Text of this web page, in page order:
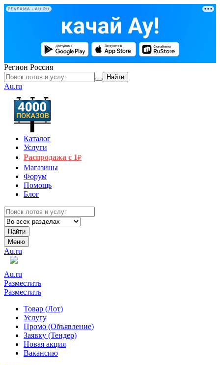
РЕКЛАМА • AU.RU
Регион Россия
Найти
Au.ru
Каталог
Услуги
Распродажа с 1₽
Магазины
Форум
Помощь
Блог
Найти
Меню
Au.ru
Au.ru
Разместить
Разместить
Товар (Лот)
Услугу
Промо (Объявление)
Заявку (Тендер)
Новая акция
Вакансию